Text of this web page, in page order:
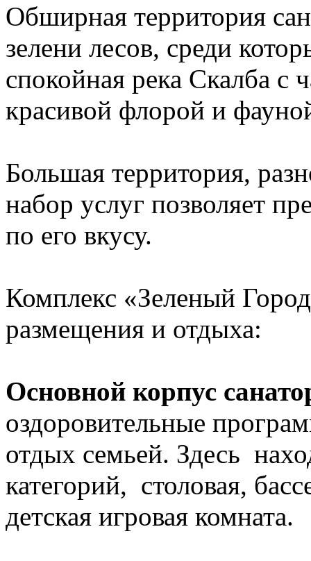
Обширная территория
зелени лесов, среди
спокойная река Скалба
красивой флорой и
Большая территория,
набор услуг позволяет
по его вкусу.
Комплекс «Зеленый
размещения и отдыха:
Основной корпус
оздоровительные
отдых семьей. Здесь
категорий, столовая,
детская игровая комната.